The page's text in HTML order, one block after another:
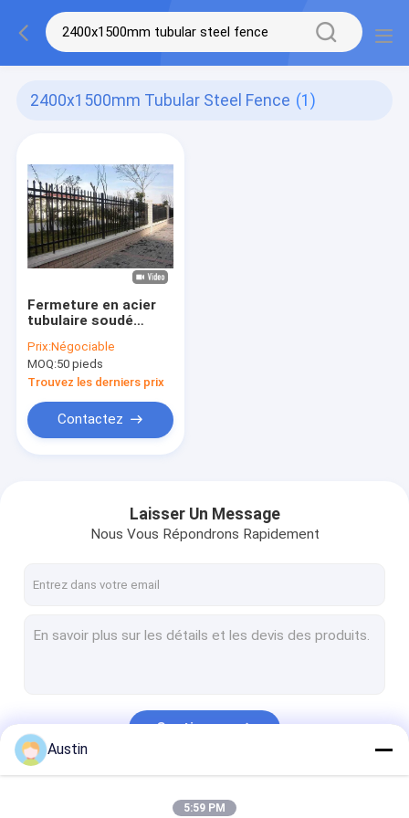
2400x1500mm Tubular Steel Fence (1)
Fermeture en acier
tubulaire soudé
autoroutes
Prix:Négociable
MOQ:50 pieds
Trouvez les derniers prix
Contactez
Laisser Un Message
Nous Vous Répondrons Rapidement
Continuer
Austin
5:59 PM